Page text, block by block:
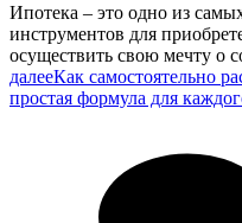
Ипотека – это одно из
инструментов для
осуществить свою мечту о
далееКак самостоятельно
простая формула для